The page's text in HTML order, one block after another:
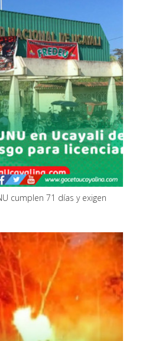
cumplen 71 días y exigen